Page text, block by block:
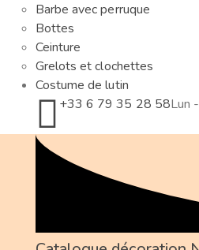
Barbe avec perruque
Bottes
Ceinture
Grelots et clochettes
Costume de lutin
+33 6 79 35 28 58Lun